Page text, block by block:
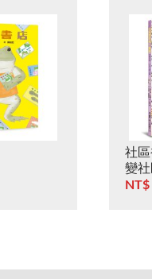
社
變
擊！